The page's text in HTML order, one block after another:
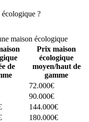
?
maison écologique
de
Prix maison
écologique
moyen/haut de
gamme
72.000€
90.000€
144.000€
180.000€